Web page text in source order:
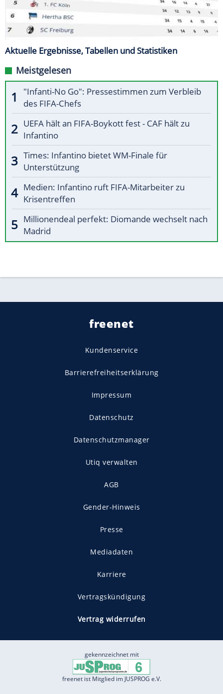
Aktuelle Ergebnisse, Tabellen und Statistiken
Meistgelesen
"Infanti-No Go": Pressestimmen zum Verbleib
des FIFA-Chefs
UEFA hält an FIFA-Boykott fest - CAF hält zu
Infantino
Times: Infantino bietet WM-Finale für
Unterstützung
Medien: Infantino ruft FIFA-Mitarbeiter zu
Krisentreffen
Millionendeal perfekt: Diomande wechselt nach
Madrid
freenet
Kundenservice
Barrierefreiheitserklärung
Impressum
Datenschutz
Datenschutzmanager
Utiq verwalten
AGB
Gender-Hinweis
Presse
Mediadaten
Karriere
Vertragskündigung
Vertrag widerrufen
gekennzeichnet mit
freenet ist Mitglied im JUSPROG e.V.